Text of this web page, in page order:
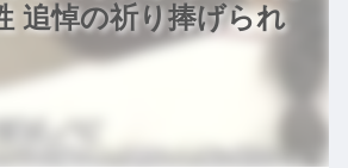
追悼の祈り捧げられ